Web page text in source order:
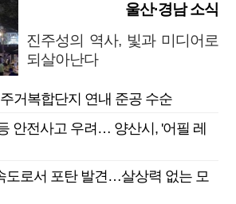
울산·경남 소식
진주성의 역사, 빛과 미디어로
되살아난다
거복합단지 연내 준공 수순
안전사고 우려… 양산시, '어필 레
도로서 포탄 발견…살상력 없는 모